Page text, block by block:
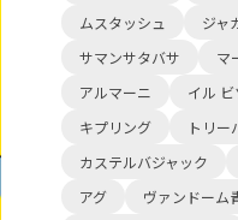
ムスタッシュ
ジャ
サマンサタバサ
マ
アルマーニ
イル
キプリング
トリー
カステルバジャック
アグ
ヴァンドーム